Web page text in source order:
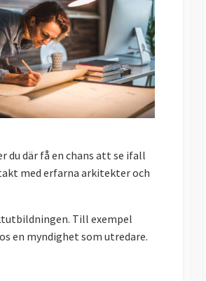
där få en chans att se ifall
med erfarna arkitekter och
Till exempel
en myndighet som utredare.